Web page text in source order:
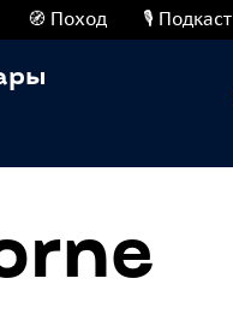
🧭 Поход 🎙️ Подкаст